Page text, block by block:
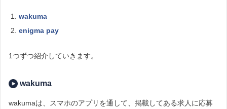
wakuma
enigma pay
1つずつ紹介していきます。
wakuma
wakumaは、スマホのアプリを通して、掲載してある求人に応募